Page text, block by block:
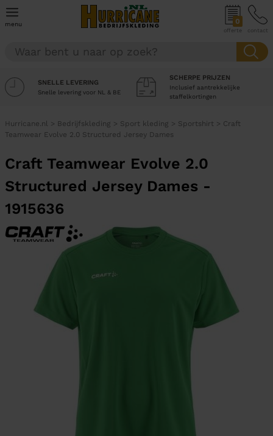
menu 0
offerte contact
SNELLE LEVERING
Snelle levering voor NL & BE
SCHERPE PRIJZEN
Inclusief aantrekkelijke
staffelkortingen
Hurricane.nl > Bedrijfskleding > Sport kleding > Sportshirt > Craft
Teamwear Evolve 2.0 Structured Jersey Dames
Craft Teamwear Evolve 2.0
Structured Jersey Dames -
1915636